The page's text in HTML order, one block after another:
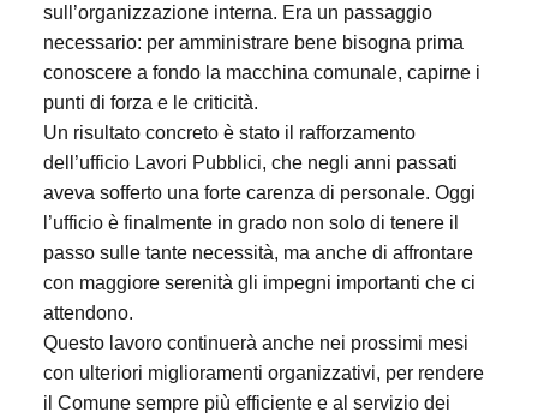
sull’organizzazione interna. Era un passaggio
necessario: per amministrare bene bisogna prima
conoscere a fondo la macchina comunale, capirne i
punti di forza e le criticità.
Un risultato concreto è stato il rafforzamento
dell’ufficio Lavori Pubblici, che negli anni passati
aveva sofferto una forte carenza di personale. Oggi
l’ufficio è finalmente in grado non solo di tenere il
passo sulle tante necessità, ma anche di affrontare
con maggiore serenità gli impegni importanti che ci
attendono.
Questo lavoro continuerà anche nei prossimi mesi
con ulteriori miglioramenti organizzativi, per rendere
il Comune sempre più efficiente e al servizio dei